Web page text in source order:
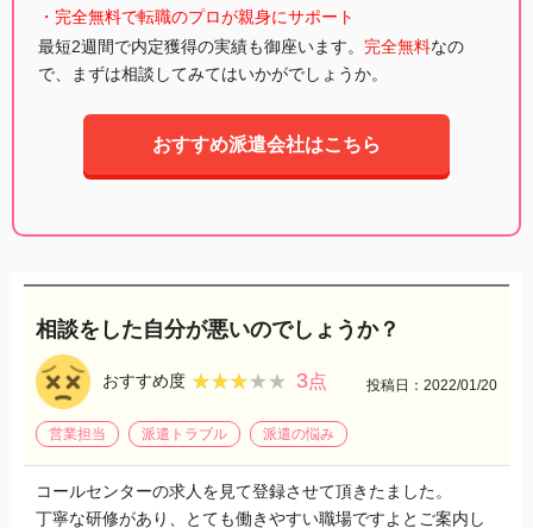
・完全無料で転職のプロが親身にサポート
最短2週間で内定獲得の実績も御座います。 完全無料なの
で、まずは相談してみてはいかがでしょうか。
おすすめ派遣会社はこちら
相談をした自分が悪いのでしょうか？
おすすめ度 ★★★★★
★★★★★ 3点 投稿日：2022/01/20
営業担当 派遣トラブル 派遣の悩み
コールセンターの求人を見て登録させて頂きたました。
丁寧な研修があり、とても働きやすい職場ですよとご案内し